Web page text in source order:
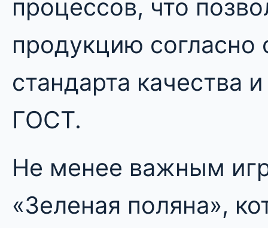
процессов, что
продукцию
стандарта качества
ГОСТ.
Не менее важным
«Зеленая поляна»,